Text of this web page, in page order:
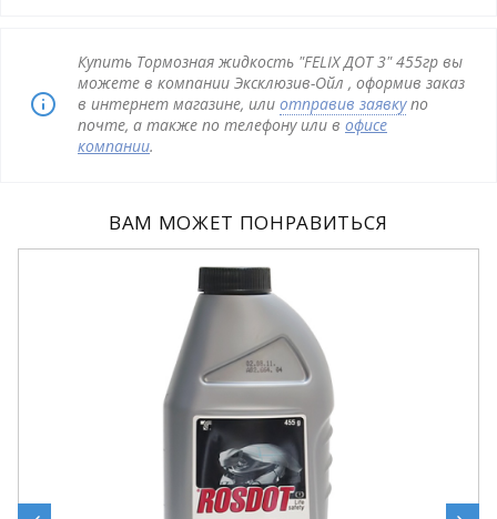
Купить Тормозная жидкость "FELIX ДОТ 3" 455гр вы
можете в компании Эксклюзив-Ойл , оформив заказ
в интернет магазине, или отправив заявкупо
почте, а также по телефону или в офисе
компании.
ВАМ МОЖЕТ ПОНРАВИТЬСЯ